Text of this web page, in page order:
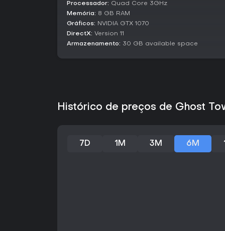
Processador: Quad Core 3GHz
Memória: 8 GB RAM
Gráficos: NVIDIA GTX 1070
DirectX: Version 11
Armazenamento: 30 GB available space
Histórico de preços de Ghost
7D 1M 3M 6M